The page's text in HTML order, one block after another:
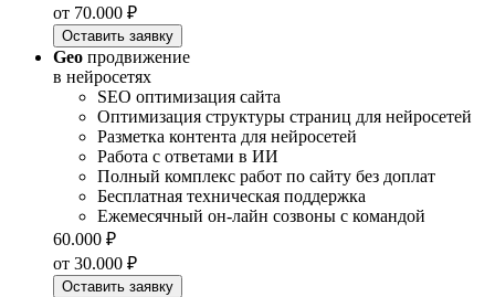
от 70.000 ₽
Оставить заявку
Geo продвижение
в нейросетях
SEO оптимизация сайта
Оптимизация структуры страниц для нейросетей
Разметка контента для нейросетей
Работа с ответами в ИИ
Полный комплекс работ по сайту без доплат
Бесплатная техническая поддержка
Ежемесячный он-лайн созвоны с командой
60.000 ₽
от 30.000 ₽
Оставить заявку